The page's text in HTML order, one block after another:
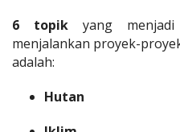
6 topikyang menjadi
menjalankan proyek-
adalah:
Hutan